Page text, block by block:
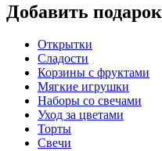
Добавить подарок
Открытки
Сладости
Корзины с фруктами
Мягкие игрушки
Наборы со свечами
Уход за цветами
Торты
Свечи